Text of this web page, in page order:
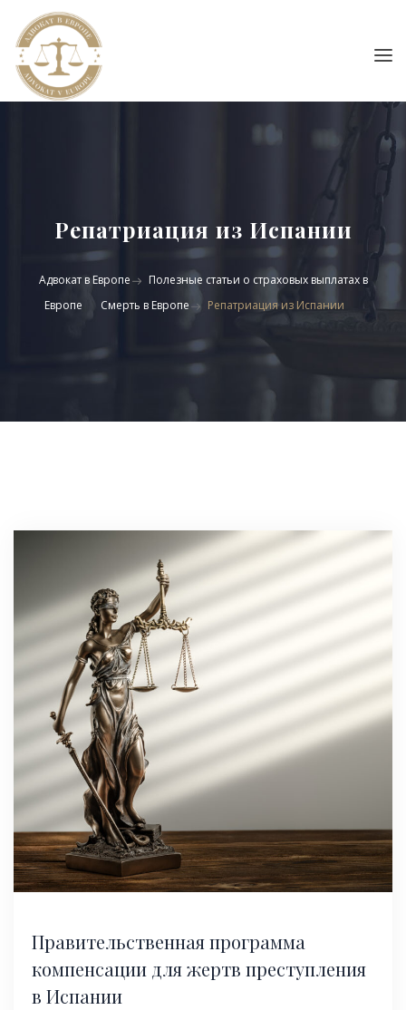
Репатриация из Испании
Адвокат в Европе
Полезные статьи о страховых выплатах в
Европе
Смерть в Европе Репатриация из Испании
Правительственная программа
компенсации для жертв преступления
в Испании